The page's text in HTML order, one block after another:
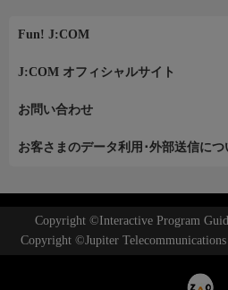
Fun! J:COM
J:COM オフィシャルサイト
お問い合わせ
お客さまのデータ利用･外部送信につ
Copyright ©Interactive Program
Copyright ©Jupiter